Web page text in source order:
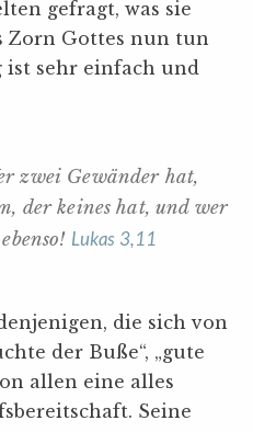
gefragt, was sie
Zorn Gottes nun tun
ist sehr einfach und
zwei Gewänder hat,
der keines hat, und wer
Lukas 3,11
die sich von
der Buße“, „gute
allen eine alles
Seine